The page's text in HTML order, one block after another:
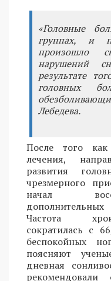
«Головные
группах, и
произошло
нарушений
результате
головных
Лебедева.
После того
лечения,
развития
чрезмерного
начал
Частота
сократилась с
беспокойных
поясняют
дневная
рекомендовали